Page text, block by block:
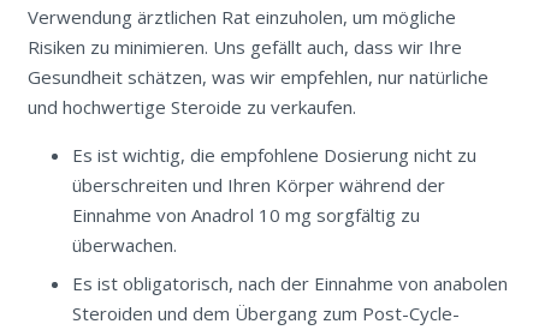
Verwendung ärztlichen Rat einzuholen, um mögliche
Risiken zu minimieren. Uns gefällt auch, dass wir Ihre
Gesundheit schätzen, was wir empfehlen, nur natürliche
und hochwertige Steroide zu verkaufen.
Es ist wichtig, die empfohlene Dosierung nicht zu
überschreiten und Ihren Körper während der
Einnahme von Anadrol 10 mg sorgfältig zu
überwachen.
Es ist obligatorisch, nach der Einnahme von anabolen
Steroiden und dem Übergang zum Post-Cycle-